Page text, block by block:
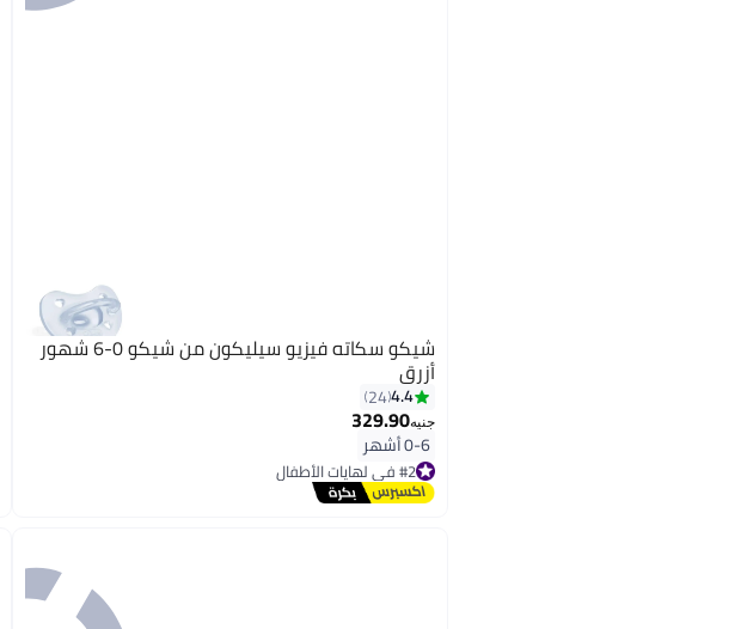
شيكو سكاته فيزيو سيليكون من شيكو 0-6 شهور
أزرق
4.4
24
جنيه329.90
0-6 أشهر
#2 في لهايات الأطفال
توصيل مجاني
#2 في لهايات الأطفال